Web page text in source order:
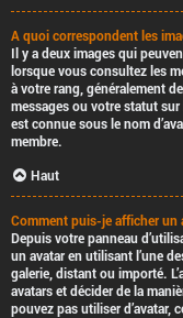
A quoi correspondent les
Il y a deux images qui
lorsque vous consultez les
à votre rang, généralement
messages ou votre statut
est connue sous le nom
membre.
Haut
Comment puis-je afficher un
Depuis votre panneau
un avatar en utilisant l’une
galerie, distant ou importé.
avatars et décider de la
pouvez pas utiliser d’avatar,